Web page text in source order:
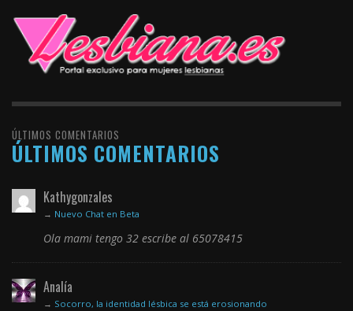
ÚLTIMOS COMENTARIOS
ÚLTIMOS COMENTARIOS
Kathygonzales
→ Nuevo Chat en Beta
Ola mami tengo 32 escribe al 65078415
Analía
→ Socorro, la identidad lésbica se está erosionando